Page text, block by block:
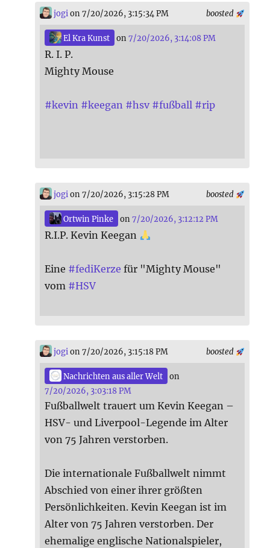
boosted
jogion 7/20/2026, 3:15:34 PM
El Kra Kunst on7/20/2026, 3:14:08 PM
R. I. P.
Mighty Mouse
#kevin #keegan #hsv #fußball #rip
boosted
jogion 7/20/2026, 3:15:28 PM
Ortwin Pinke on7/20/2026, 3:12:12 PM
R.I.P. Kevin Keegan
Eine #fediKerze für "Mighty Mouse"
vom #HSV
boosted
jogion 7/20/2026, 3:15:18 PM
Nachrichten aus aller Welt
on
7/20/2026, 3:03:18 PM
Fußballwelt trauert um Kevin Keegan –
HSV- und Liverpool-Legende im Alter
von 75 Jahren verstorben.
Die internationale Fußballwelt nimmt
Abschied von einer ihrer größten
Persönlichkeiten. Kevin Keegan ist im
Alter von 75 Jahren verstorben. Der
ehemalige englische Nationalspieler,